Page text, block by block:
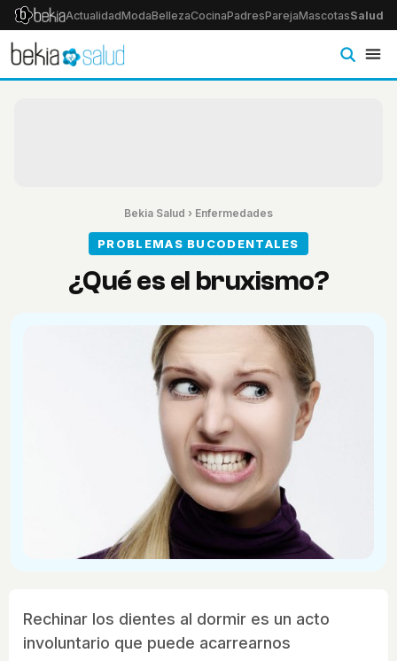
ActualidadModaBellezaCocinaPadresParejaMascotasSalud
Bekia Salud › Enfermedades
PROBLEMAS BUCODENTALES
¿Qué es el bruxismo?
Rechinar los dientes al dormir es un acto
involuntario que puede acarrearnos